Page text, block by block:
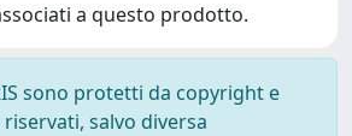
a questo prodotto.
sono protetti da copyright e
salvo diversa